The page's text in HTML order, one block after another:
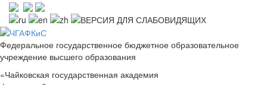
Федеральное государственное бюджетное образовательное
учреждение высшего образования
«Чайковская государственная академия